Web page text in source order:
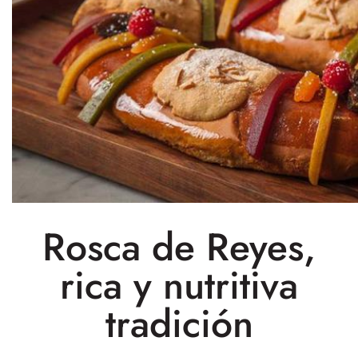
Rosca de Reyes,
rica y nutritiva
tradición